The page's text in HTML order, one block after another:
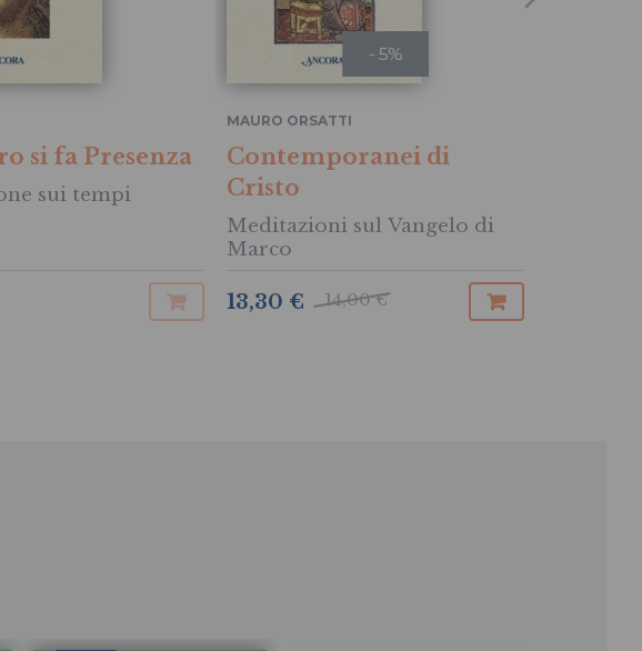
si fa Presenza
sui tempi
- 5%
MAURO ORSATTI
Contemporanei di
Cristo
Meditazioni sul Vangelo di
Marco
14,00 €
13,30 €